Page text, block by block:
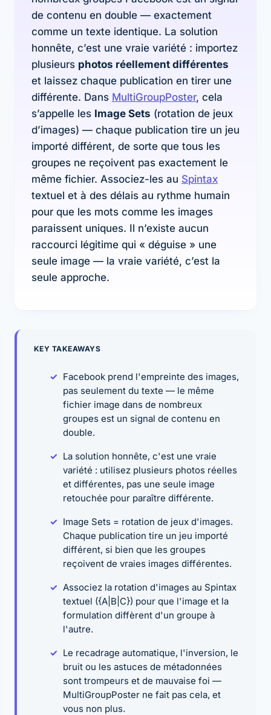
de contenu en double — exactement
comme un texte identique. La solution
honnête, c’est une vraie variété : importez
plusieurs photos réellement différentes
et laissez chaque publication en tirer une
différente. Dans MultiGroupPoster, cela
s’appelle les Image Sets (rotation de jeux
d’images) — chaque publication tire un jeu
importé différent, de sorte que tous les
groupes ne reçoivent pas exactement le
même fichier. Associez-les au Spintax
textuel et à des délais au rythme humain
pour que les mots comme les images
paraissent uniques. Il n’existe aucun
raccourci légitime qui « déguise » une
seule image — la vraie variété, c’est la
seule approche.
KEY TAKEAWAYS
Facebook prend l'empreinte des images,
pas seulement du texte — le même
fichier image dans de nombreux
groupes est un signal de contenu en
double.
La solution honnête, c'est une vraie
variété : utilisez plusieurs photos réelles
et différentes, pas une seule image
retouchée pour paraître différente.
Image Sets = rotation de jeux d'images.
Chaque publication tire un jeu importé
différent, si bien que les groupes
reçoivent de vraies images différentes.
Associez la rotation d'images au Spintax
textuel ({A|B|C}) pour que l'image et la
formulation diffèrent d'un groupe à
l'autre.
Le recadrage automatique, l'inversion, le
bruit ou les astuces de métadonnées
sont trompeurs et de mauvaise foi —
MultiGroupPoster ne fait pas cela, et
vous non plus.